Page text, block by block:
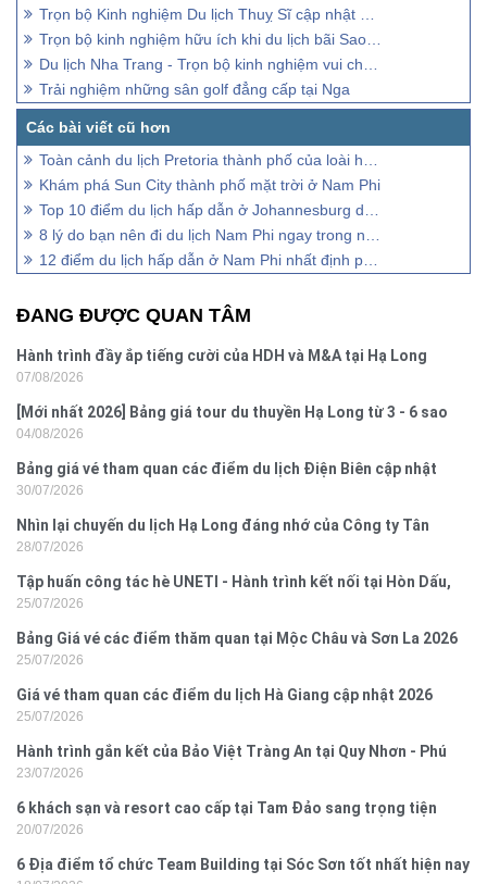
Trọn bộ Kinh nghiệm Du lịch Thuỵ Sĩ cập nhật mới nhất
Trọn bộ kinh nghiệm hữu ích khi du lịch bãi Sao - Đảo Phú Quốc
Du lịch Nha Trang - Trọn bộ kinh nghiệm vui chơi chi tiết
Trải nghiệm những sân golf đẳng cấp tại Nga
Toàn cảnh du lịch Pretoria thành phố của loài hoa phượng tím
Khám phá Sun City thành phố mặt trời ở Nam Phi
Top 10 điểm du lịch hấp dẫn ở Johannesburg du khách nên đến
8 lý do bạn nên đi du lịch Nam Phi ngay trong năm nay
12 điểm du lịch hấp dẫn ở Nam Phi nhất định phải đến
ĐANG ĐƯỢC QUAN TÂM
Hành trình đầy ắp tiếng cười của HDH và M&A tại Hạ Long
07/08/2026
[Mới nhất 2026] Bảng giá tour du thuyền Hạ Long từ 3 - 6 sao
04/08/2026
Bảng giá vé tham quan các điểm du lịch Điện Biên cập nhật
2026
30/07/2026
Nhìn lại chuyến du lịch Hạ Long đáng nhớ của Công ty Tân
Hưng 2026
28/07/2026
Tập huấn công tác hè UNETI - Hành trình kết nối tại Hòn Dấu,
Đồ Sơn
25/07/2026
Bảng Giá vé các điểm thăm quan tại Mộc Châu và Sơn La 2026
25/07/2026
Giá vé tham quan các điểm du lịch Hà Giang cập nhật 2026
25/07/2026
Hành trình gắn kết của Bảo Việt Tràng An tại Quy Nhơn - Phú
Yên
23/07/2026
6 khách sạn và resort cao cấp tại Tam Đảo sang trọng tiện
nghi
20/07/2026
6 Địa điểm tổ chức Team Building tại Sóc Sơn tốt nhất hiện nay